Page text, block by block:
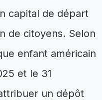
capital de départ
de citoyens. Selon
enfant américain
et le 31
un dépôt